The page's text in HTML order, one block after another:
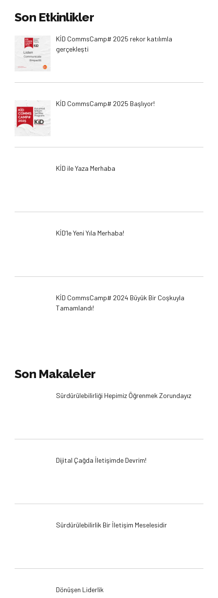
Son Etkinlikler
KİD CommsCamp# 2025 rekor katılımla
gerçekleşti
KİD CommsCamp# 2025 Başlıyor!
KİD ile Yaza Merhaba
KİD’le Yeni Yıla Merhaba!
KİD CommsCamp# 2024 Büyük Bir Coşkuyla
Tamamlandı!
Son Makaleler
Sürdürülebilirliği Hepimiz Öğrenmek Zorundayız
Dijital Çağda İletişimde Devrim!
Sürdürülebilirlik Bir İletişim Meselesidir
Dönüşen Liderlik